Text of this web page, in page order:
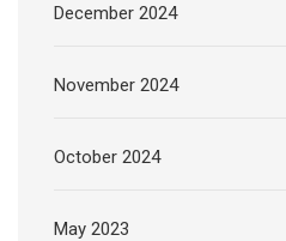
December 2024
November 2024
October 2024
May 2023